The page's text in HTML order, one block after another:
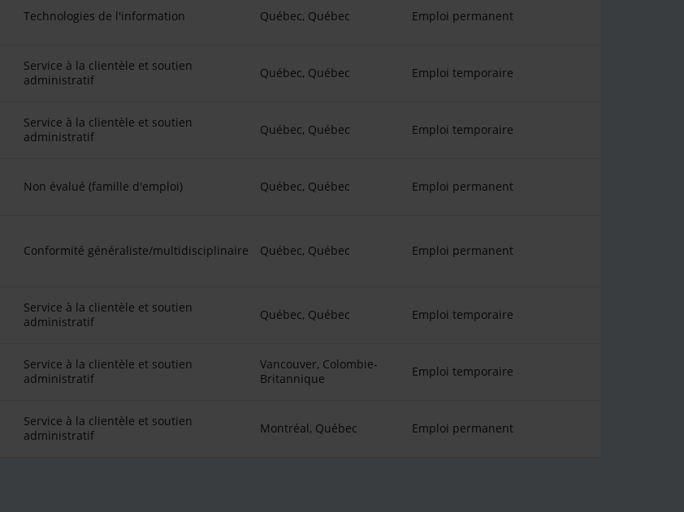
Technologies de l'information Québec, Québec Emploi permanent
Service à la clientèle et soutien
administratif
Québec, Québec Emploi temporaire
Service à la clientèle et soutien
administratif
Québec, Québec Emploi temporaire
Non évalué (famille d'emploi) Québec, Québec Emploi permanent
Conformité généraliste/multidisciplinaire Québec, Québec Emploi permanent
Service à la clientèle et soutien
administratif
Québec, Québec Emploi temporaire
Service à la clientèle et soutien
administratif
Vancouver, Colombie-
Britannique
Emploi temporaire
Service à la clientèle et soutien
administratif
Montréal, Québec Emploi permanent